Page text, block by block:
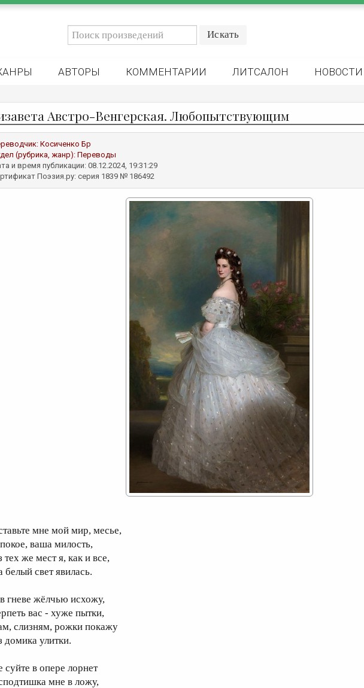
АВТОРЫ КОММЕНТАРИИ ЛИТСАЛОН НОВОСТИ
Австро-Венгерская. Любопытствующим
Косиченко Бр
(рубрика, жанр):Переводы
и время публикации: 08.12.2024, 19:31:29
Поэзия.ру: серия 1839 № 186492
мне мой мир, месье,
ваша милость,
тех же мест я, как и все,
белый свет явилась.
гневе жёлчью исхожу,
вас - хуже пытки,
слизням, рожки покажу
домика улитки.
суйте в опере лорнет
мне в ложу,